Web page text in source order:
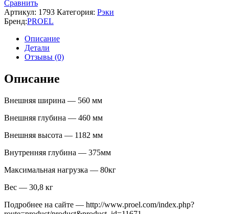
Сравнить
Артикул: 1793 Категория: Рэки
Бренд:PROEL
Описание
Детали
Отзывы (0)
Описание
Внешняя ширина — 560 мм
Внешняя глубина — 460 мм
Внешняя высота — 1182 мм
Внутренняя глубина — 375мм
Максимальная нагрузка — 80кг
Вес — 30,8 кг
Подробнее на сайте — http://www.proel.com/index.php?